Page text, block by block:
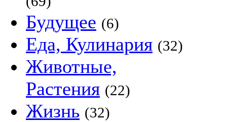
Будущее (6)
Еда, Кулинария (32)
Животные,
Растения (22)
Жизнь (32)